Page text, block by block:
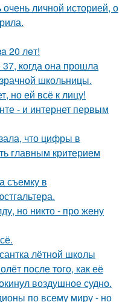
личной историей, о
20 лeт!
когда она прошла
школьницы.
но ей всё к лицу!
- и интернет первым
что цифры в
главным критерием
съемку в
но никто - про жену
лётной школы
после того, как её
воздушное судно.
по всему миру - но